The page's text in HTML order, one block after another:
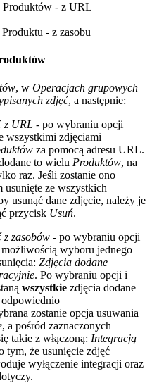
Produktów - z URL
- z zasobu
, w Operacjach grupowych
zdjęć, a następnie:
z URL - po wybraniu opcji
wszystkimi zdjęciami
za pomocą adresu URL.
to wielu Produktów, na
raz. Jeśli zostanie ono
usunięte ze wszystkich
usunąć dane zdjęcie, należy je
przycisk Usuń.
z zasobów - po wybraniu opcji
wyboru jednego
Zdjęcia dodane
. Po wybraniu opcji i
wszystkie zdjęcia dodane
odpowiednio
zostanie opcja usuwania
, a pośród zaznaczonych
takie z włączoną: Integracją
tym, że usunięcie zdjęć
wyłączenie integracji oraz